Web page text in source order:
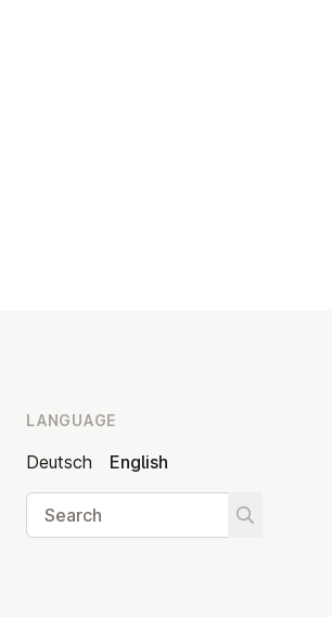
LANGUAGE
Deutsch
English
Search
Start